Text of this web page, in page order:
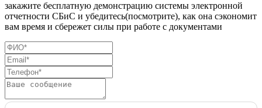
закажите бесплатную демонстрацию системы электронной
отчетности СБиС и убедитесь(посмотрите), как она сэкономит
вам время и сбережет силы при работе с документами